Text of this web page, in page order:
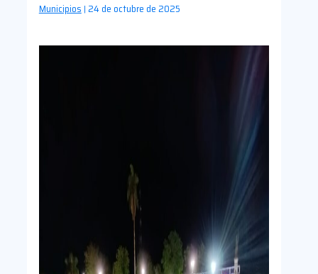
Municipios | 24 de octubre de 2025